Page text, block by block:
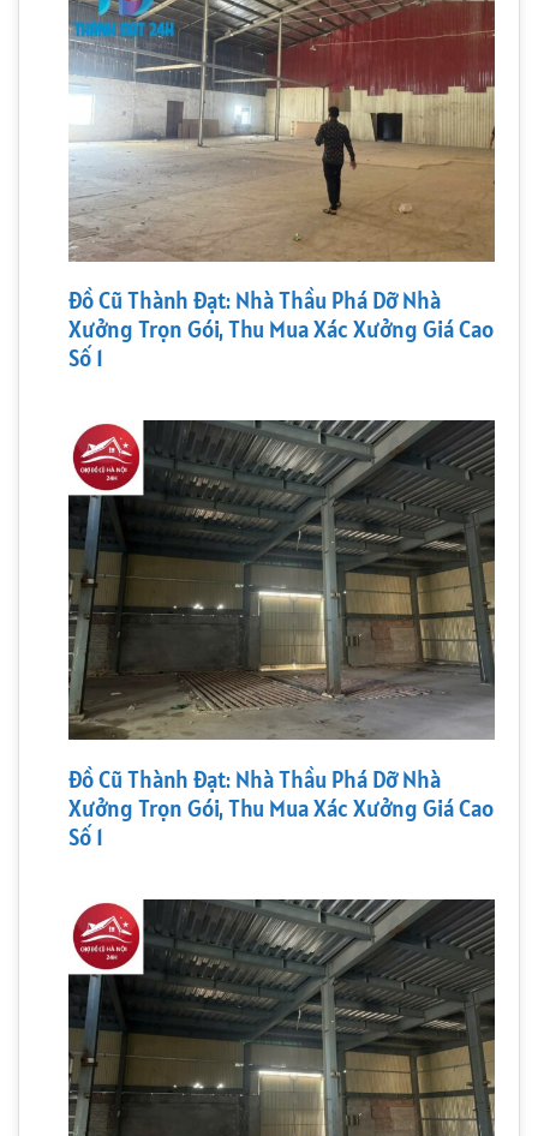
Đồ Cũ Thành Đạt: Nhà Thầu Phá Dỡ Nhà
Xưởng Trọn Gói, Thu Mua Xác Xưởng Giá Cao
Số 1
Đồ Cũ Thành Đạt: Nhà Thầu Phá Dỡ Nhà
Xưởng Trọn Gói, Thu Mua Xác Xưởng Giá Cao
Số 1